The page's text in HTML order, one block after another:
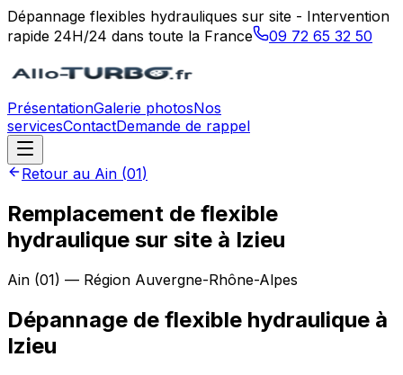
Dépannage flexibles hydrauliques sur site - Intervention
rapide 24H/24 dans toute la France
09 72 65 32 50
PrésentationGalerie photosNos
servicesContactDemande de rappel
Retour au Ain (01)
Remplacement de flexible
hydraulique sur site à Izieu
Ain (01) — Région Auvergne-Rhône-Alpes
Dépannage de flexible hydraulique à
Izieu